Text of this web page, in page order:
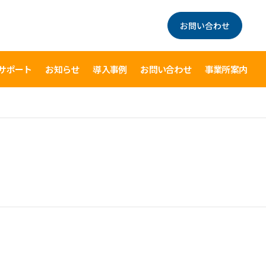
お問い合わせ
ポート お知らせ 導入事例 お問い合わせ 事業所案内